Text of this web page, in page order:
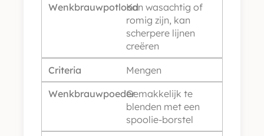
WenkbrauwpotloodKan wasachtig of
romig zijn, kan
scherpere lijnen
creëren
Criteria
Mengen
WenkbrauwpoederGemakkelijk te
blenden met een
spoolie-borstel